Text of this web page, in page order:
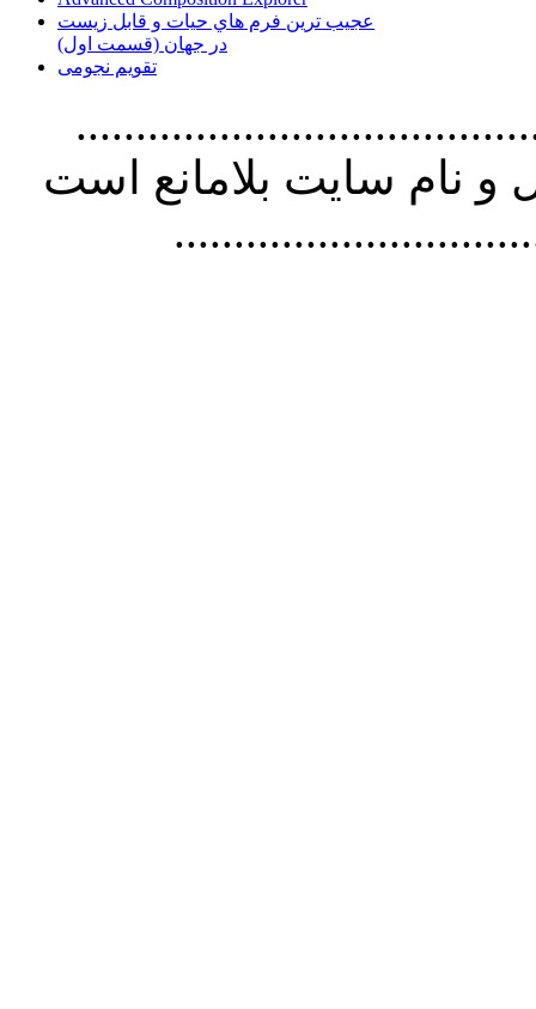
عجیب ترین فرم هاي حيات و قابل زيست
در جهان (قسمت اول)
تقویم نجومی
استفاده از
نام سايت بلامانع است